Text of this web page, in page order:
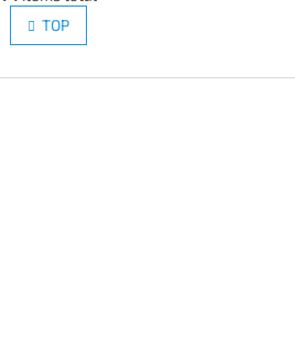
s
t
i
n
a
i
TOP